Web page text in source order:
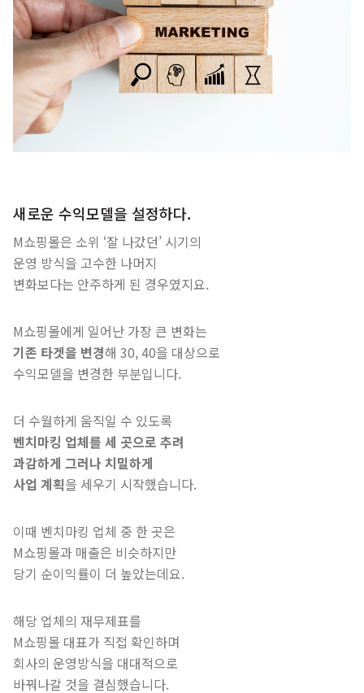
새로운 수익모델을 설정하다.
M쇼핑몰은 소위 ‘잘 나갔던’ 시기의
운영 방식을 고수한 나머지
변화보다는 안주하게 된 경우였지요.
M쇼핑몰에게 일어난 가장 큰 변화는
기존 타겟을 변경해 30, 40을 대상으로
수익모델을 변경한 부분입니다.
더 수월하게 움직일 수 있도록
벤치마킹 업체를 세 곳으로 추려
과감하게 그러나 치밀하게
사업 계획을 세우기 시작했습니다.
이때 벤치마킹 업체 중 한 곳은
M쇼핑몰과 매출은 비슷하지만
당기 순이익률이 더 높았는데요.
해당 업체의 재무제표를
M쇼핑몰 대표가 직접 확인하며
회사의 운영방식을 대대적으로
바꿔나갈 것을 결심했습니다.